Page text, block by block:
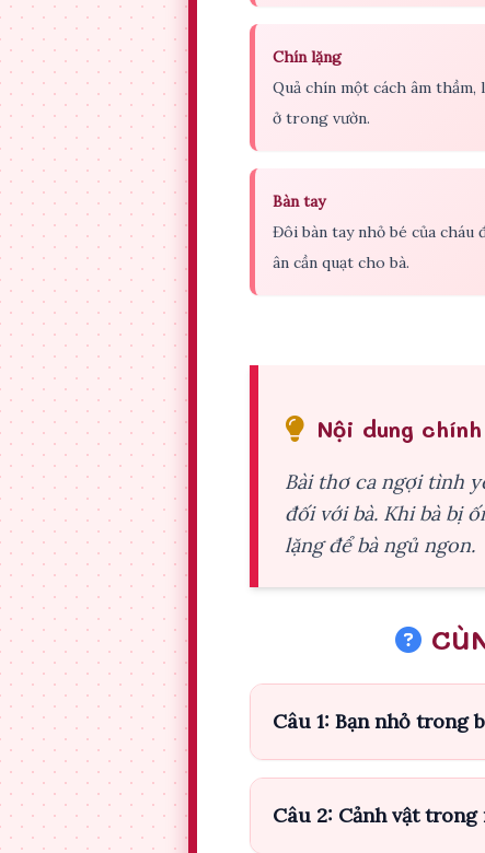
Chín lặng
Quả chín một cách âm thầm,
ở trong vườn.
Bàn tay
Đôi bàn tay nhỏ bé của cháu
ân cần quạt cho bà.
Nội dung chính
Bài thơ ca ngợi tình
đối với bà. Khi bà bị
lặng để bà ngủ ngon.
Câu 1: Bạn nhỏ trong
Câu 2: Cảnh vật